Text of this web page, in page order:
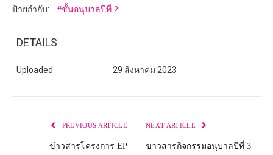
ป้ายกำกับ: #ชั้นอนุบาลปีที่ 2
DETAILS
Uploaded 29 สิงหาคม 2023
PREVIOUS ARTICLE
ข่าวสารโครงการ EP
NEXT ARTICLE
ข่าวสารกิจกรรมอนุบาลปีที่ 3